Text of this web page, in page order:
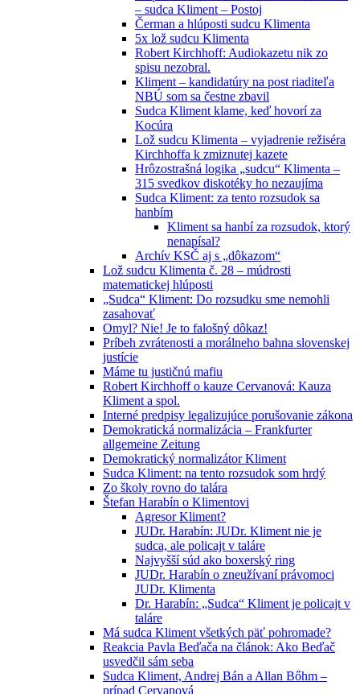
– sudca Kliment – Postoj
Čerman a hlúposti sudcu Klimenta
5x lož sudcu Klimenta
Robert Kirchhoff: Audiokazetu nik zo
spisu nezobral.
Kliment – kandidatúry na post riaditeľa
NBÚ som sa čestne zbavil
Sudca Kliment klame, keď hovorí za
Kocúra
Lož sudcu Klimenta – vyjadrenie režiséra
Kirchhoffa k zmiznutej kazete
Hrôzostrašná logika „sudcu“ Klimenta –
315 svedkov diskotéky ho nezaujíma
Sudca Kliment: za tento rozsudok sa
hanbím
Kliment sa hanbí za rozsudok, ktorý
nenapísal?
Archív KSČ aj s „dôkazom“
Lož sudcu Klimenta č. 28 – múdrosti
matematickej hlúposti
„Sudca“ Kliment: Do rozsudku sme nemohli
zasahovať
Omyl? Nie! Je to falošný dôkaz!
Príbeh zvrátenosti a morálneho bahna slovenskej
justície
Máme tu justičnú mafiu
Robert Kirchhoff o kauze Cervanová: Kauza
Kliment a spol.
Interné predpisy legalizujúce porušovanie zákona
Demokratická normalizácia – Frankfurter
allgemeine Zeitung
Demokratický normalizátor Kliment
Sudca Kliment: na tento rozsudok som hrdý
Zo školy rovno do talára
Štefan Harabín o Klimentovi
Agresor Kliment?
JUDr. Harabín: JUDr. Kliment nie je
sudca, ale policajt v taláre
Najvyšší súd ako boxerský ring
JUDr. Harabín o zneužívaní právomoci
JUDr. Klimenta
Dr. Harabín: „Sudca“ Kliment je policajt v
taláre
Má sudca Kliment všetkých päť pohromade?
Reakcia Pavla Beďača na článok: Ako Beďač
usvedčil sám seba
Sudca Kliment, Andrej Bán a Allan Bőhm –
prípad Cervanová